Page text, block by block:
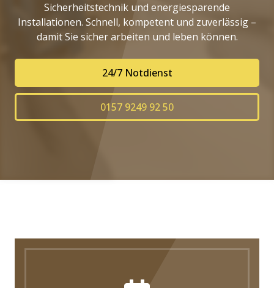
Sicherheitstechnik und energiesparende
Installationen. Schnell, kompetent und zuverlässig –
damit Sie sicher arbeiten und leben können.
24/7 Notdienst
0157 9249 92 50